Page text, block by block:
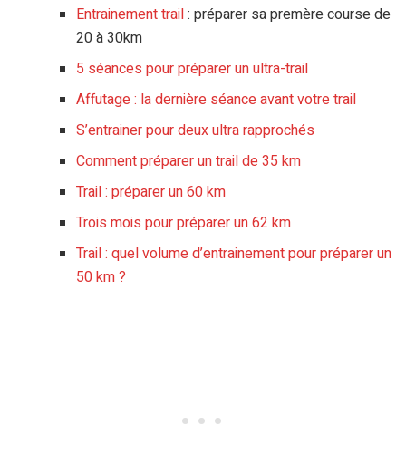
Entrainement trail: préparer sa premère course de
20 à 30km
5 séances pour préparer un ultra-trail
Affutage : la dernière séance avant votre trail
S’entrainer pour deux ultra rapprochés
Comment préparer un trail de 35 km
Trail : préparer un 60 km
Trois mois pour préparer un 62 km
Trail : quel volume d’entrainement pour préparer un
50 km ?